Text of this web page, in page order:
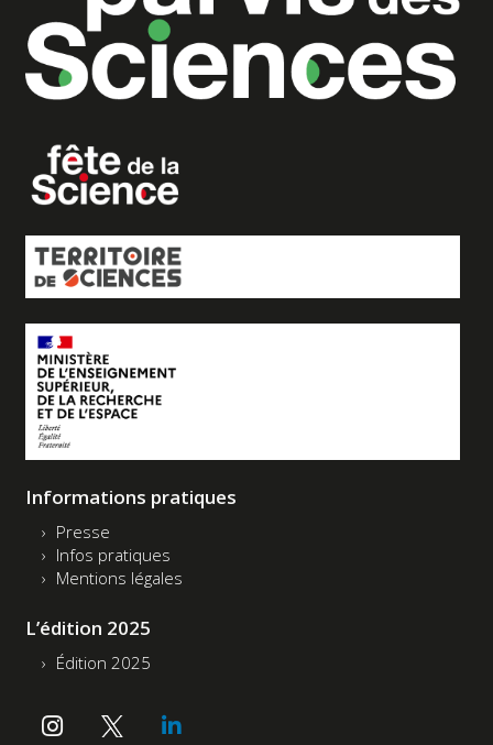
Informations pratiques
Presse
Infos pratiques
Mentions légales
L’édition 2025
Édition 2025